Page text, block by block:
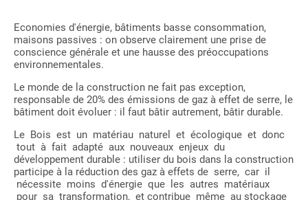
Economies d'énergie, bâtiments basse consommation,
maisons passives : on observe clairement une prise de
conscience générale et une hausse des préoccupations
environnementales.
Le monde de la construction ne fait pas exception,
responsable de 20% des émissions de gaz à effet de serre, le
bâtiment doit évoluer : il faut bâtir autrement, bâtir durable.
Le Bois est un matériau naturel et écologique et donc
tout à fait adapté aux nouveaux enjeux du
développement durable : utiliser du bois dans la construction
participe à la réduction des gaz à effets de serre, car il
nécessite moins d'énergie que les autres matériaux
pour sa transformation, et contribue même au stockage